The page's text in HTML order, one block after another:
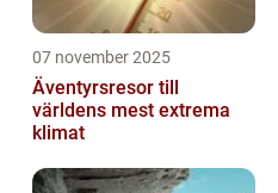
07 november 2025
Äventyrsresor till
världens mest extrema
klimat